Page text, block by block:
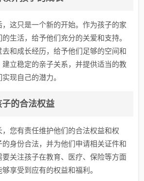
，这只是一个新的开始。作为孩子的家
生活，给予他们充分的关爱和支持。
和成长经历，给予他们足够的空间和
立稳定的亲子关系，并提供适当的教
现自己的潜力。
的合法权益
您有责任维护他们的合法权益和权
身份合法，并为他们申请相关证件和
关注孩子在教育、医疗、保险等方面
享受到应有的权益和福利。